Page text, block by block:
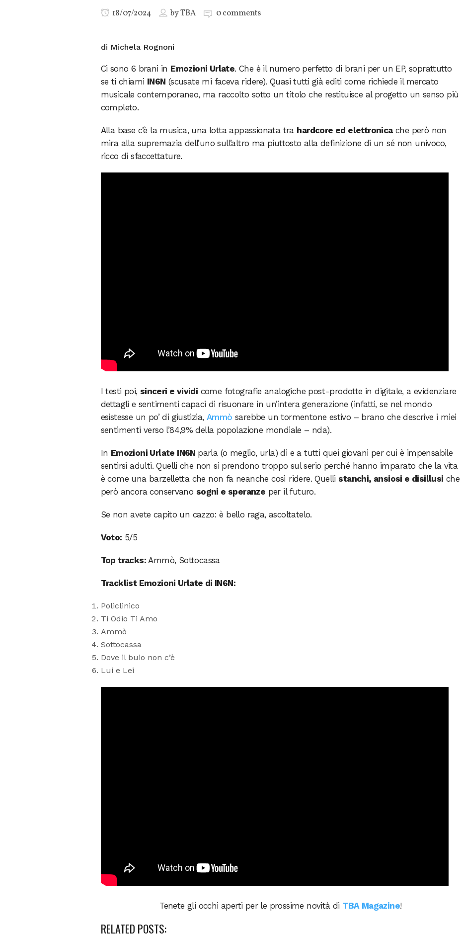
18/07/2024 byTBA 0 comments
di Michela Rognoni
Ci sono 6 brani in Emozioni Urlate. Che è il numero perfetto di brani per un EP, soprattutto
se ti chiami IN6N (scusate mi faceva ridere). Quasi tutti già editi come richiede il mercato
musicale contemporaneo, ma raccolto sotto un titolo che restituisce al progetto un senso più
completo.
Alla base c’è la musica, una lotta appassionata tra hardcore ed elettronicache però non
mira alla supremazia dell’uno sull’altro ma piuttosto alla definizione di un sé non univoco,
ricco di sfaccettature.
I testi poi, sinceri e vividi come fotografie analogiche post-prodotte in digitale, a evidenziare
dettagli e sentimenti capaci di risuonare in un’intera generazione (infatti, se nel mondo
esistesse un po’ di giustizia, Ammò sarebbe un tormentone estivo – brano che descrive i miei
sentimenti verso l’84,9% della popolazione mondiale – nda).
In Emozioni Urlate IN6N parla (o meglio, urla) di e a tutti quei giovani per cui è impensabile
sentirsi adulti. Quelli che non si prendono troppo sul serio perché hanno imparato che la vita
è come una barzelletta che non fa neanche così ridere. Quelli stanchi, ansiosi e disillusi che
però ancora conservano sogni e speranze per il futuro.
Se non avete capito un cazzo: è bello raga, ascoltatelo.
Voto: 5/5
Top tracks:Ammò, Sottocassa
Tracklist Emozioni Urlate di IN6N:
Policlinico
Ti Odio Ti Amo
Ammò
Sottocassa
Dove il buio non c’è
Lui e Lei
Tenete gli occhi aperti per le prossime novità di TBA Magazine!
RELATED POSTS: